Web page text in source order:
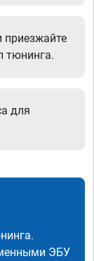
приезжайте
тюнинга.
для
ЭБУ